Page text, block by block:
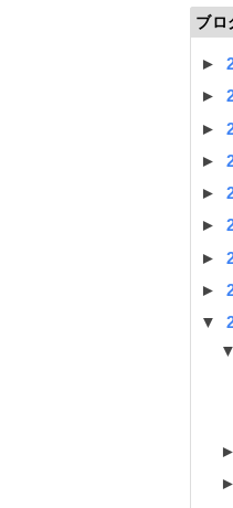
ブロ
►
►
►
►
►
►
►
►
▼